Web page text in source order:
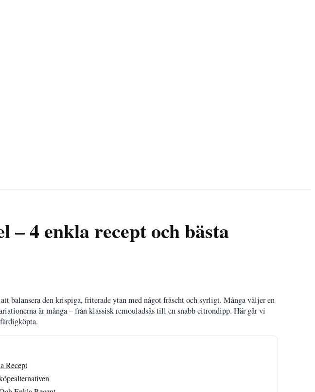
– 4 enkla recept och bästa
balansera den krispiga, friterade ytan med något fräscht och syrligt. Många väljer en
är många – från klassisk remouladsås till en snabb citrondipp. Här går vi
Recept